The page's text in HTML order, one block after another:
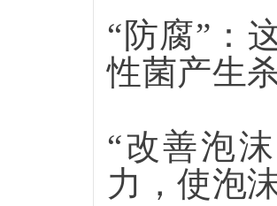
“防腐”：
性菌产生
“改善泡
力，使泡